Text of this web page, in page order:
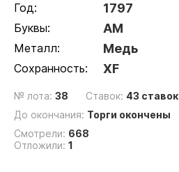
Год: 1797
Буквы: АМ
Металл: Медь
Сохранность: XF
№ лота: 38 Ставок: 43 ставок
До окончания: Торги окончены
Смотрели: 668
Отложили: 1